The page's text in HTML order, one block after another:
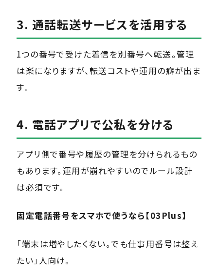
3. 通話転送サービスを活用する
1つの番号で受けた着信を別番号へ転送。管理
は楽になりますが、転送コストや運用の癖が出ま
す。
4. 電話アプリで公私を分ける
アプリ側で番号や履歴の管理を分けられるもの
もあります。運用が崩れやすいのでルール設計
は必須です。
固定電話番号をスマホで使うなら【03Plus】
「端末は増やしたくない。でも仕事用番号は整え
たい」人向け。